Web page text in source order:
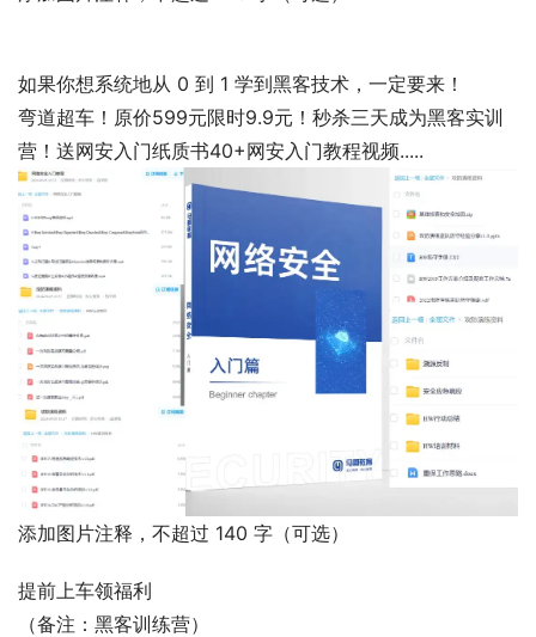
如果你想系统地从 0 到 1 学到黑客技术，一定要来！
弯道超车！原价599元限时9.9元！秒杀三天成为黑客实训
营！送网安入门纸质书40+网安入门教程视频.....
添加图片注释，不超过 140 字（可选）
提前上车领福利
（备注：黑客训练营）